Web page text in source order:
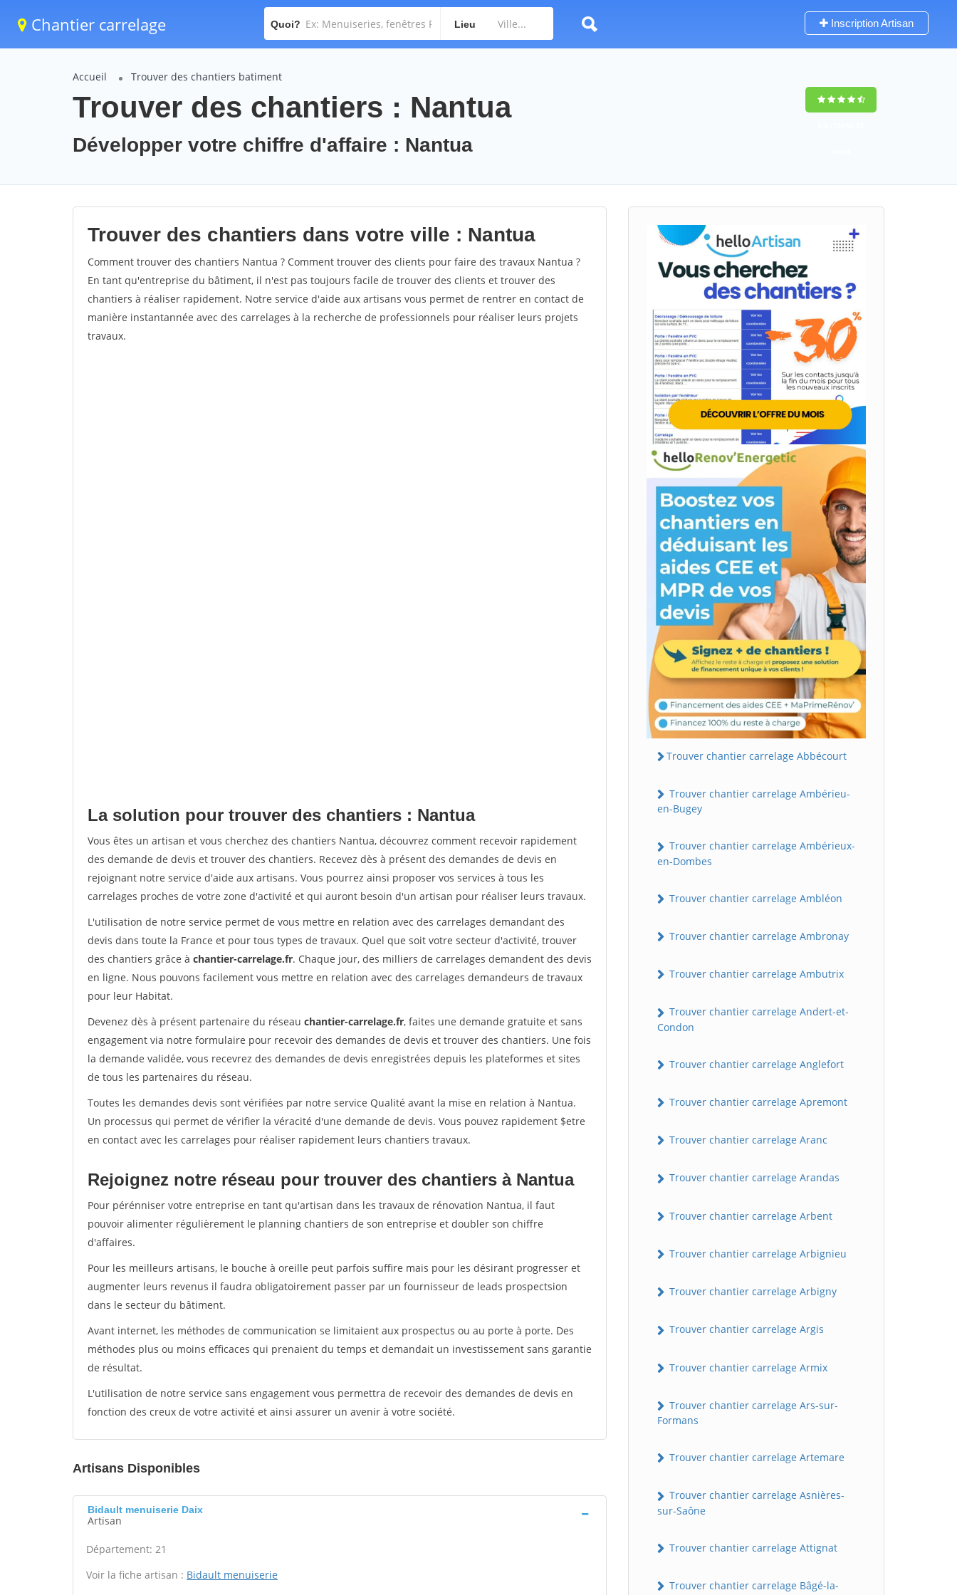
Chantier carrelage Quoi? Lieu Inscription Artisan
Accueil Trouver des chantiers batiment
Trouver des chantiers : Nantua
Développer votre chiffre d'affaire : Nantua
Trouver des chantiers dans votre ville : Nantua
Comment trouver des chantiers Nantua ? Comment trouver des clients pour faire des travaux Nantua ?
En tant qu'entreprise du bâtiment, il n'est pas toujours facile de trouver des clients et trouver des
chantiers à réaliser rapidement. Notre service d'aide aux artisans vous permet de rentrer en contact de
manière instantannée avec des carrelages à la recherche de professionnels pour réaliser leurs projets
travaux.
La solution pour trouver des chantiers : Nantua
Vous êtes un artisan et vous cherchez des chantiers Nantua, découvrez comment recevoir rapidement
des demande de devis et trouver des chantiers. Recevez dès à présent des demandes de devis en
rejoignant notre service d'aide aux artisans. Vous pourrez ainsi proposer vos services à tous les
carrelages proches de votre zone d'activité et qui auront besoin d'un artisan pour réaliser leurs travaux.
L'utilisation de notre service permet de vous mettre en relation avec des carrelages demandant des
devis dans toute la France et pour tous types de travaux. Quel que soit votre secteur d'activité, trouver
des chantiers grâce à chantier-carrelage.fr. Chaque jour, des milliers de carrelages demandent des devis
en ligne. Nous pouvons facilement vous mettre en relation avec des carrelages demandeurs de travaux
pour leur Habitat.
Devenez dès à présent partenaire du réseau chantier-carrelage.fr, faites une demande gratuite et sans
engagement via notre formulaire pour recevoir des demandes de devis et trouver des chantiers. Une fois
la demande validée, vous recevrez des demandes de devis enregistrées depuis les plateformes et sites
de tous les partenaires du réseau.
Toutes les demandes devis sont vérifiées par notre service Qualité avant la mise en relation à Nantua.
Un processus qui permet de vérifier la véracité d'une demande de devis. Vous pouvez rapidement $etre
en contact avec les carrelages pour réaliser rapidement leurs chantiers travaux.
Rejoignez notre réseau pour trouver des chantiers à Nantua
Pour pérénniser votre entreprise en tant qu'artisan dans les travaux de rénovation Nantua, il faut
pouvoir alimenter régulièrement le planning chantiers de son entreprise et doubler son chiffre
d'affaires.
Pour les meilleurs artisans, le bouche à oreille peut parfois suffire mais pour les désirant progresser et
augmenter leurs revenus il faudra obligatoirement passer par un fournisseur de leads prospectsion
dans le secteur du bâtiment.
Avant internet, les méthodes de communication se limitaient aux prospectus ou au porte à porte. Des
méthodes plus ou moins efficaces qui prenaient du temps et demandait un investissement sans garantie
de résultat.
L'utilisation de notre service sans engagement vous permettra de recevoir des demandes de devis en
fonction des creux de votre activité et ainsi assurer un avenir à votre société.
Artisans Disponibles
Bidault menuiserie Daix
Artisan
Département: 21
Voir la fiche artisan : Bidault menuiserie
Trouver chantier carrelage Abbécourt
Trouver chantier carrelage Ambérieu-
en-Bugey
Trouver chantier carrelage Ambérieux-
en-Dombes
Trouver chantier carrelage Ambléon
Trouver chantier carrelage Ambronay
Trouver chantier carrelage Ambutrix
Trouver chantier carrelage Andert-et-
Condon
Trouver chantier carrelage Anglefort
Trouver chantier carrelage Apremont
Trouver chantier carrelage Aranc
Trouver chantier carrelage Arandas
Trouver chantier carrelage Arbent
Trouver chantier carrelage Arbignieu
Trouver chantier carrelage Arbigny
Trouver chantier carrelage Argis
Trouver chantier carrelage Armix
Trouver chantier carrelage Ars-sur-
Formans
Trouver chantier carrelage Artemare
Trouver chantier carrelage Asnières-
sur-Saône
Trouver chantier carrelage Attignat
Trouver chantier carrelage Bâgé-la-